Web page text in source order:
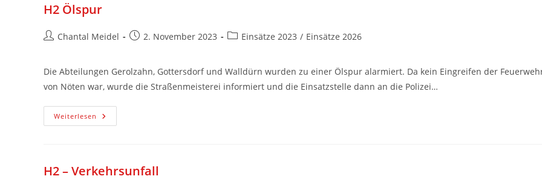
H2 Ölspur
Chantal Meidel 2. November 2023 Einsätze 2023 / Einsätze 2026
Die Abteilungen Gerolzahn, Gottersdorf und Walldürn wurden zu einer Ölspur alarmiert. Da kein Eingreifen der
von Nöten war, wurde die Straßenmeisterei informiert und die Einsatzstelle dann an die Polizei…
Weiterlesen
H2 – Verkehrsunfall